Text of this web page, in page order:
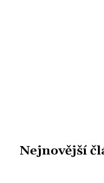
Nejnovější